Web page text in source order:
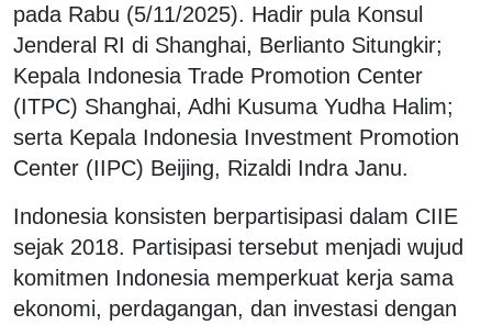
pada Rabu (5/11/2025). Hadir pula Konsul
Jenderal RI di Shanghai, Berlianto Situngkir;
Kepala Indonesia Trade Promotion Center
(ITPC) Shanghai, Adhi Kusuma Yudha Halim;
serta Kepala Indonesia Investment Promotion
Center (IIPC) Beijing, Rizaldi Indra Janu.
Indonesia konsisten berpartisipasi dalam CIIE
sejak 2018. Partisipasi tersebut menjadi wujud
komitmen Indonesia memperkuat kerja sama
ekonomi, perdagangan, dan investasi dengan